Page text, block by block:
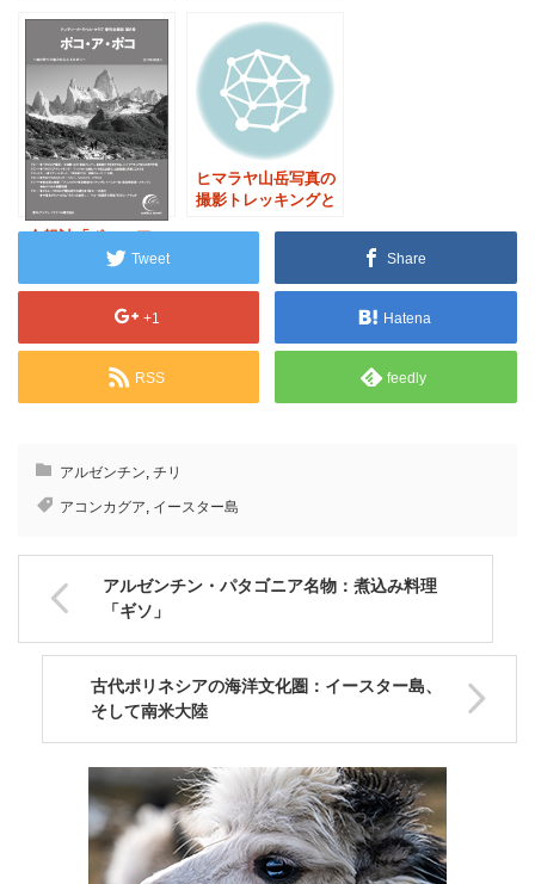
会報誌「ポコ・ア・
ポコ ４月号」目次
ヒマラヤ山岳写真の
撮影トレッキングと
Tweet Share
+1 Hatena
RSS feedly
アルゼンチン, チリ
アコンカグア, イースター島
アルゼンチン・パタゴニア名物：煮込み料理
「ギソ」
古代ポリネシアの海洋文化圏：イースター島、
そして南米大陸